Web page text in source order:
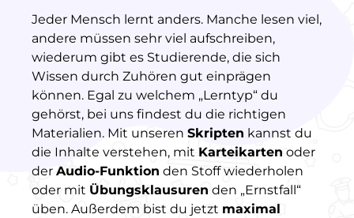
Jeder Mensch lernt anders. Manche lesen viel,
andere müssen sehr viel aufschreiben,
wiederum gibt es Studierende, die sich
Wissen durch Zuhören gut einprägen
können. Egal zu welchem „Lerntyp“ du
gehörst, bei uns findest du die richtigen
Materialien. Mit unseren Skripten kannst du
die Inhalte verstehen, mit Karteikarten oder
der Audio-Funktion den Stoff wiederholen
oder mit Übungsklausuren den „Ernstfall“
üben. Außerdem bist du jetzt maximal